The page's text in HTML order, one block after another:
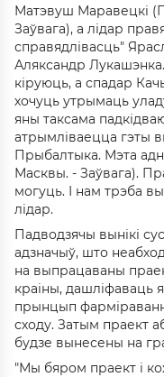
Матэвуш Маравецкі
Заўвага), а лідар
справядлівасць"
Аляксандр
кіруюць, а спадар
хочуць утрымаць
яны таксама
атрымліваецца гэты
Прыбалтыка. Мэта
Масквы. - Заўвага).
могуць. І нам трэба
лідар.
Падводзячы вынікі
адзначыў, што
на выпрацаваны
краіны, дашліфаваць
прынцып
сходу. Затым праект
будзе вынесены на
"Мы бяром праект і